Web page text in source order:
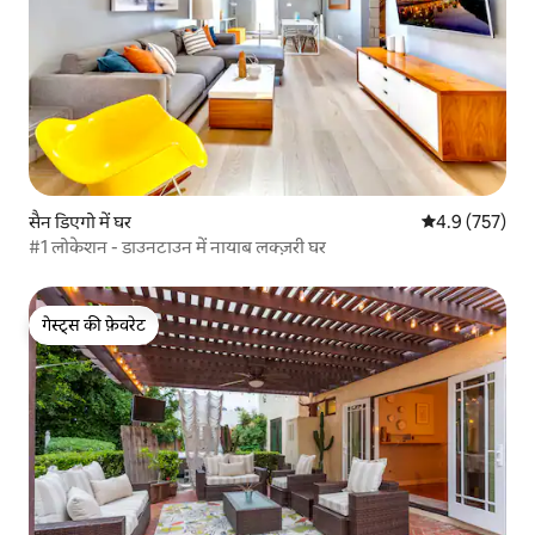
सैन डिएगो में घर औसत रेटिंग 5 में
4.9 (757)
#1 लोकेशन - डाउनटाउन में नायाब लक्ज़री घर
गेस्ट्स की फ़ेवरेट
गेस्ट्स की फ़ेवरेट